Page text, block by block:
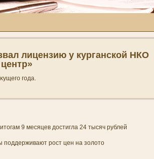
лицензию у курганской НКО
гοда.
9 месяцев достигла 24 тысяч рублей
рост цен на золото